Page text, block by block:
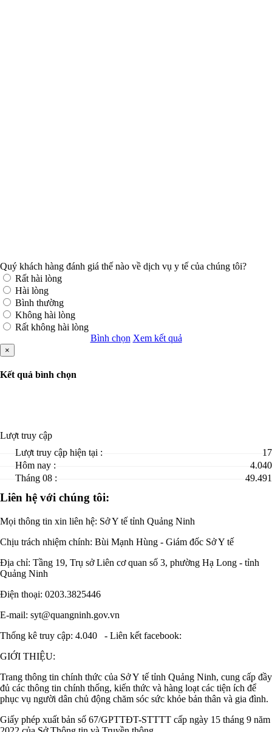
Quý khách hàng đánh giá thế nào về dịch vụ y tế của chúng tôi?
Rất hài lòng
Hài lòng
Bình thường
Không hài lòng
Rất không hài lòng
Bình chọn Xem kết quả
×
Kết quả bình chọn
Lượt truy cập
Lượt truy cập hiện tại :
17
Hôm nay :
4.040
Tháng 08 :
49.491
Liên hệ với chúng tôi:
Mọi thông tin xin liên hệ: Sở Y tế tỉnh Quảng Ninh
Chịu trách nhiệm chính: Bùi Mạnh Hùng - Giám đốc Sở Y tế
Địa chỉ: Tầng 19, Trụ sở Liên cơ quan số 3, phường Hạ Long - tỉnh
Quảng Ninh
Điện thoại: 0203.3825446
E-mail: syt@quangninh.gov.vn
Thống kê truy cập: 4.040
- Liên kết facebook:
GIỚI THIỆU:
Trang thông tin chính thức của Sở Y tế tỉnh Quảng Ninh, cung cấp đầy
đủ các thông tin chính thống, kiến thức và hàng loạt các tiện ích để
phục vụ người dân chủ động chăm sóc sức khỏe bản thân và gia đình.
Giấy phép xuất bản số 67/GPTTĐT-STTTT cấp ngày 15 tháng 9 năm